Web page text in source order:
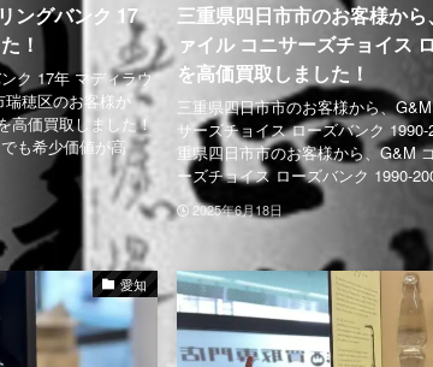
ングバンク 17
！
ク 17年 マディラウ
瑞穂区のお客様か
高価買取しました！
も希少価値が高
三重県四日市市のお客様か
ァイル コニサーズチョイス
を高価買取しました！
三重県四日市市のお客様から、
サーズチョイス ローズバンク
重県四日市市のお客様から、G&M
ーズチョイス ローズバンク 1990-
2025年6月18日
愛知